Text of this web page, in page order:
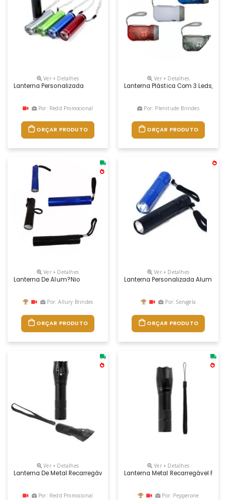
Ver + Detalhes
Lanterna Personalizada
Por: Redd Promocional
ORÇAR PRODUTO
Ver + Detalhes
Lanterna Plástica Com 3 Leds,
Por: Plenitude Brindes
ORÇAR PRODUTO
Ver + Detalhes
Lanterna De Alum?nio
Por: Allury Brindes
ORÇAR PRODUTO
Ver + Detalhes
Lanterna Personalizada Alumínio.
Por: Servgela
ORÇAR PRODUTO
Ver + Detalhes
Lanterna De Metal Recarregável Personalizada
Por: Redd Promocional
Ver + Detalhes
Lanterna Metal Recarregável
Por: Pepperone